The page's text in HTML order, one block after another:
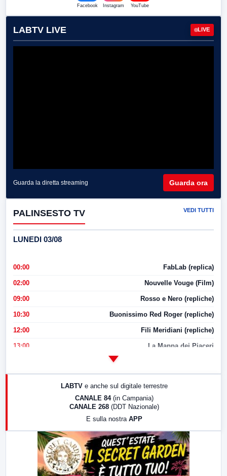
Facebook Instagram YouTube
LABTV LIVE LIVE
Guarda la diretta streaming Guarda ora
PALINSESTO TV VEDI TUTTI
LUNEDI 03/08
00:00 FabLab (replica)
02:00 Nouvelle Vouge (Film)
09:00 Rosso e Nero (repliche)
10:30 Buonissimo Red Roger (repliche)
12:00 Fili Meridiani (repliche)
13:00 La Mappa dei Piaceri
LabNews (replica)
LABTV e anche sul digitale terrestre
CANALE 84 (in Campania)
CANALE 268 (DDT Nazionale)
E sulla nostra APP